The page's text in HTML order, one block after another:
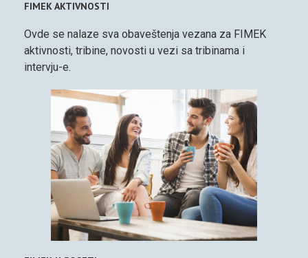
FIMEK AKTIVNOSTI
Ovde se nalaze sva obaveštenja vezana za FIMEK
aktivnosti, tribine, novosti u vezi sa tribinama i
intervju-e.